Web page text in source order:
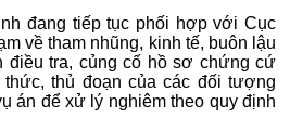
đang tiếp tục phối hợp với Cục
về tham nhũng, kinh tế, buôn lậu
điều tra, củng cố hồ sơ chứng cứ
thủ đoạn của các đối tượng
án để xử lý nghiêm theo quy định